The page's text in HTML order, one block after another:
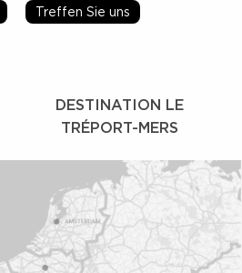
Treffen Sie uns
DESTINATION LE
TRÉPORT-MERS